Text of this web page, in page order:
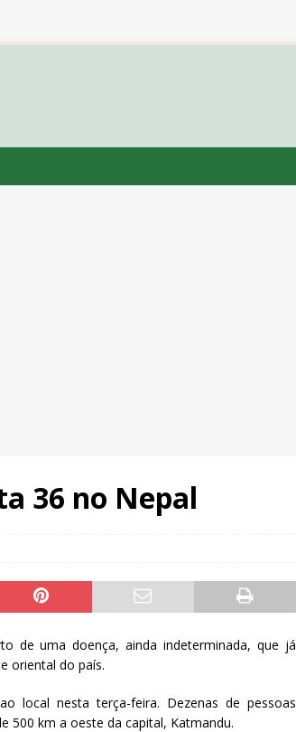
36 no Nepal
de uma doença, ainda indeterminada, que já
oriental do país.
local nesta terça-feira. Dezenas de pessoas
500 km a oeste da capital, Katmandu.